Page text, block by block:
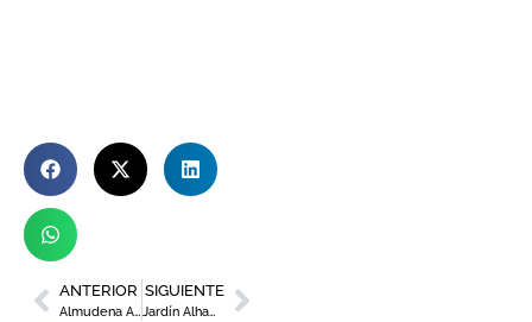
ANTERIOR
Almudena Abellán, nueva presidenta de AJE Región de Murcia
SIGUIENTE
Jardín Alhambra regresa a Murcia con la mejor programación gastronómica y cultural